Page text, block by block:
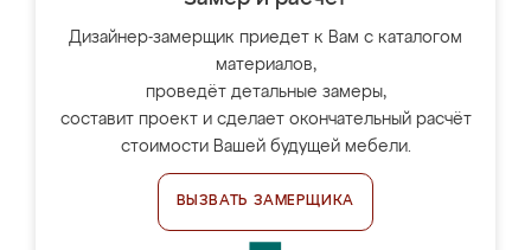
Дизайнер-замерщик приедет к Вам с каталогом
материалов,
проведёт детальные замеры,
составит проект и сделает окончательный расчёт
стоимости Вашей будущей мебели.
ВЫЗВАТЬ ЗАМЕРЩИКА